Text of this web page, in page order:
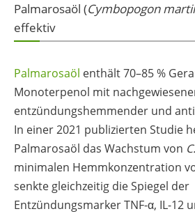
Palmarosaöl (Cymbopogon
effektiv
Palmarosaöl enthält 70–85 %
Monoterpenol mit
entzündungshemmender und
In einer 2021 publizierten Studie
Palmarosaöl das Wachstum von
minimalen Hemmkonzentration
senkte gleichzeitig die Spiegel der
Entzündungsmarker TNF-α, IL-12